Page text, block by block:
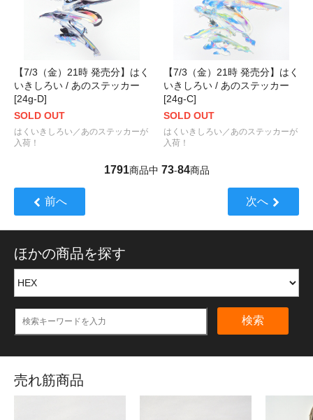
【7/3（金）21時 発売分】はく
いきしろい / あのステッカー
[24g-D]
SOLD OUT
はくいきしろい／あのステッカーが
入荷！
【7/3（金）21時 発売分】はく
いきしろい / あのステッカー
[24g-C]
SOLD OUT
はくいきしろい／あのステッカーが
入荷！
1791商品中 73-84商品
前へ 次へ
ほかの商品を探す
検索
売れ筋商品